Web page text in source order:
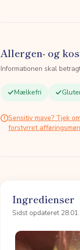
Allergen- og
Informationen skal
Mælkefri
Sensitiv mave? Tjek
forstyrret
Ingredienser
Sidst opdateret